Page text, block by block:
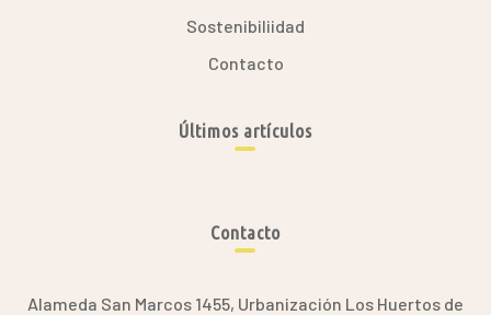
Sostenibiliidad
Contacto
Últimos artículos
Contacto
Alameda San Marcos 1455, Urbanización Los Huertos de